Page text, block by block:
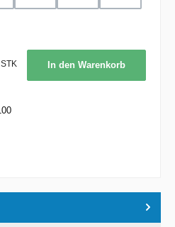
STK In den Warenkorb